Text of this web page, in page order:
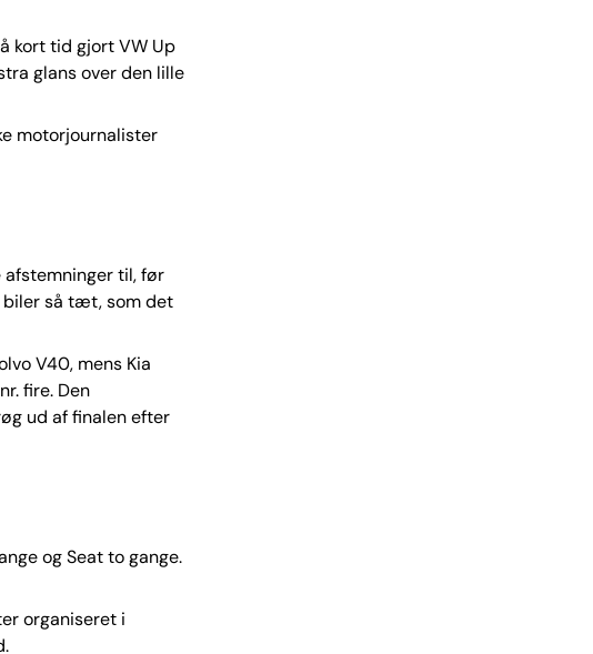
kort tid gjort VW Up
glans over den lille
motorjournalister
til, før
biler så tæt, som det
V40, mens Kia
fire. Den
ud af finalen efter
og Seat to gange.
organiseret i